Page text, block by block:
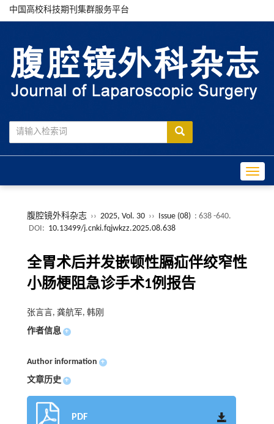
中国高校科技期刊集群服务平台
腹腔镜外科杂志 ›› 2025, Vol. 30 ›› Issue (08) : 638 -640.
DOI: 10.13499/j.cnki.fqjwkzz.2025.08.638
全胃术后并发嵌顿性膈疝伴绞窄性
小肠梗阻急诊手术1例报告
张言言, 龚航军, 韩刚
作者信息 +
Author information +
文章历史 +
PDF